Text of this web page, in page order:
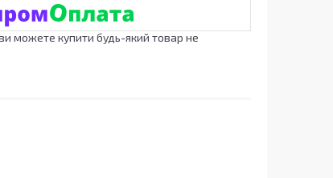
можете купити будь-який товар не